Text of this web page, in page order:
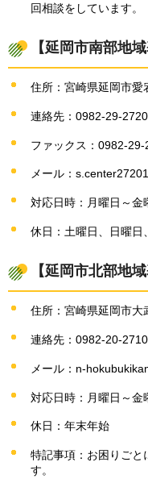
回相談をしています。
【延岡市南部地
住所：宮崎県延岡市愛
連絡先：0982-29-2720
ファックス：0982-29-
メール：
対応日時：月曜日～
休日：土曜日、日曜日
【延岡市北部地
住所：宮崎県延岡市大
連絡先：0982-20-2710
メール：n-
対応日時：月曜日～
休日：年末年始
特記事項：お困りごと
す。